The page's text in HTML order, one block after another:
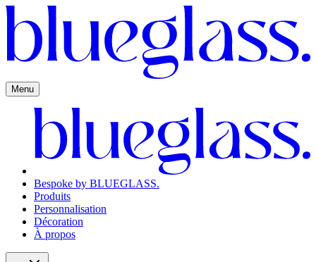
Menu
Bespoke by BLUEGLASS.
Produits
Personnalisation
Décoration
À propos